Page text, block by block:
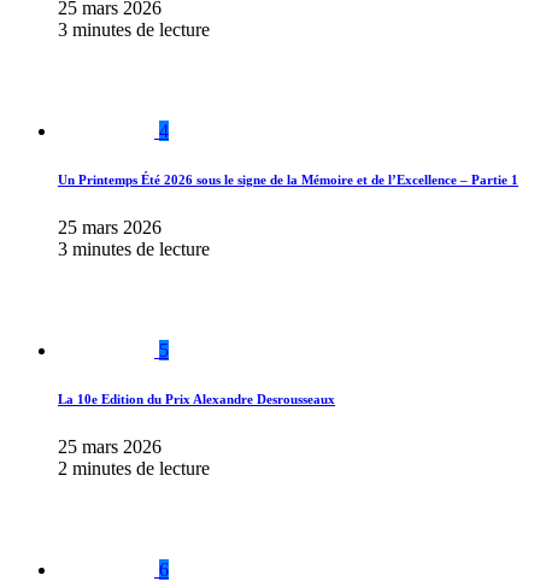
25 mars 2026
3 minutes de lecture
4
Un Printemps Été 2026 sous le signe de la Mémoire et de l’Excellence – Partie 1
25 mars 2026
3 minutes de lecture
5
La 10e Edition du Prix Alexandre Desrousseaux
25 mars 2026
2 minutes de lecture
6